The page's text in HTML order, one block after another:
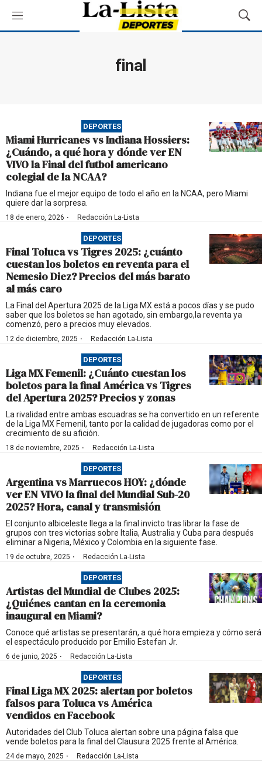
M
e
M
o
ú
s
q
u
a
final
DEPORTES
Miami Hurricanes vs Indiana Hossiers:
¿Cuándo, a qué hora y dónde ver EN
VIVO la Final del futbol americano
colegial de la NCAA?
Indiana fue el mejor equipo de todo el año en la NCAA, pero Miami
quiere dar la sorpresa.
18 de enero, 2026 · Redacción La-Lista
DEPORTES
Final Toluca vs Tigres 2025: ¿cuánto
cuestan los boletos en reventa para el
Nemesio Diez? Precios del más barato
al más caro
La Final del Apertura 2025 de la Liga MX está a pocos días y se pudo
saber que los boletos se han agotado, sin embargo,la reventa ya
comenzó, pero a precios muy elevados.
12 de diciembre, 2025 · Redacción La-Lista
DEPORTES
Liga MX Femenil: ¿Cuánto cuestan los
boletos para la final América vs Tigres
del Apertura 2025? Precios y zonas
La rivalidad entre ambas escuadras se ha convertido en un referente
de la Liga MX Femenil, tanto por la calidad de jugadoras como por el
crecimiento de su afición.
18 de noviembre, 2025 · Redacción La-Lista
DEPORTES
Argentina vs Marruecos HOY: ¿dónde
ver EN VIVO la final del Mundial Sub-20
2025? Hora, canal y transmisión
El conjunto albiceleste llega a la final invicto tras librar la fase de
grupos con tres victorias sobre Italia, Australia y Cuba para después
eliminar a Nigeria, México y Colombia en la siguiente fase.
19 de octubre, 2025 · Redacción La-Lista
DEPORTES
Artistas del Mundial de Clubes 2025:
¿Quiénes cantan en la ceremonia
inaugural en Miami?
Conoce qué artistas se presentarán, a qué hora empieza y cómo será
el espectáculo producido por Emilio Estefan Jr.
6 de junio, 2025 · Redacción La-Lista
DEPORTES
Final Liga MX 2025: alertan por boletos
falsos para Toluca vs América
vendidos en Facebook
Autoridades del Club Toluca alertan sobre una página falsa que
vende boletos para la final del Clausura 2025 frente al América.
24 de mayo, 2025 · Redacción La-Lista